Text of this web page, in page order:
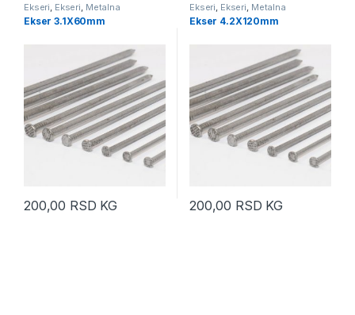
Ekseri Ekseri Metalna
galanterija
Ekser 3.1X60mm
200,00 RSD KG
Ekseri Ekseri Metalna
galanterija
Ekser 4.2X120mm
200,00 RSD KG